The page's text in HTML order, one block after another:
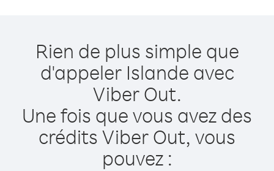
Rien de plus simple que
d'appeler Islande avec
Viber Out.
Une fois que vous avez des
crédits Viber Out, vous
pouvez :